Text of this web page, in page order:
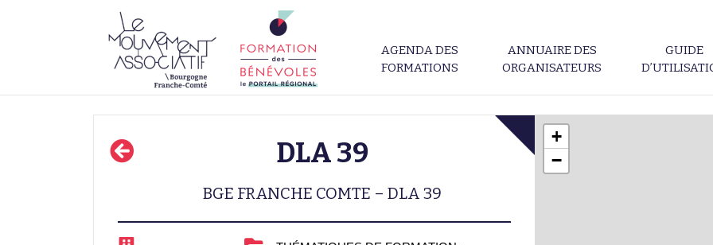
AGENDA DES
FORMATIONS
ANNUAIRE DES
ORGANISATEURS
GUIDE
DLA 39
BGE FRANCHE COMTE – DLA 39
+
−